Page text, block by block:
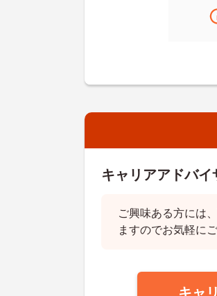
キャリアアドバ
ご興味ある方には
ますのでお気軽に
キャ